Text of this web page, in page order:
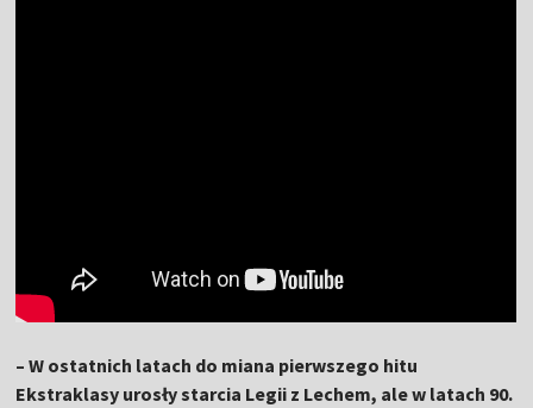
– W ostatnich latach do miana pierwszego hitu
Ekstraklasy urosły starcia Legii z Lechem, ale w latach 90.